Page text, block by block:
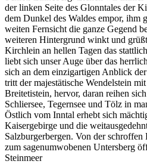
der linken Seite des Glonntales der
dem Dunkel des Waldes empor, ihm
weiten Fernsicht die ganze Gegend
weiteren Hintergrund winkt und
Kirchlein an hellen Tagen das
liebt sich unser Auge über das
sich an dem einzigartigen Anblick
tritt der majestätische Wendelstein
Breitetistein, hervor, daran reihen
Schliersee, Tegernsee und Tölz in
Östlich vom Inntal erhebt sich
Kaisergebirge und die
Salzburgerbergen. Von der
zum sagenumwobenen Untersberg
Steinmeer